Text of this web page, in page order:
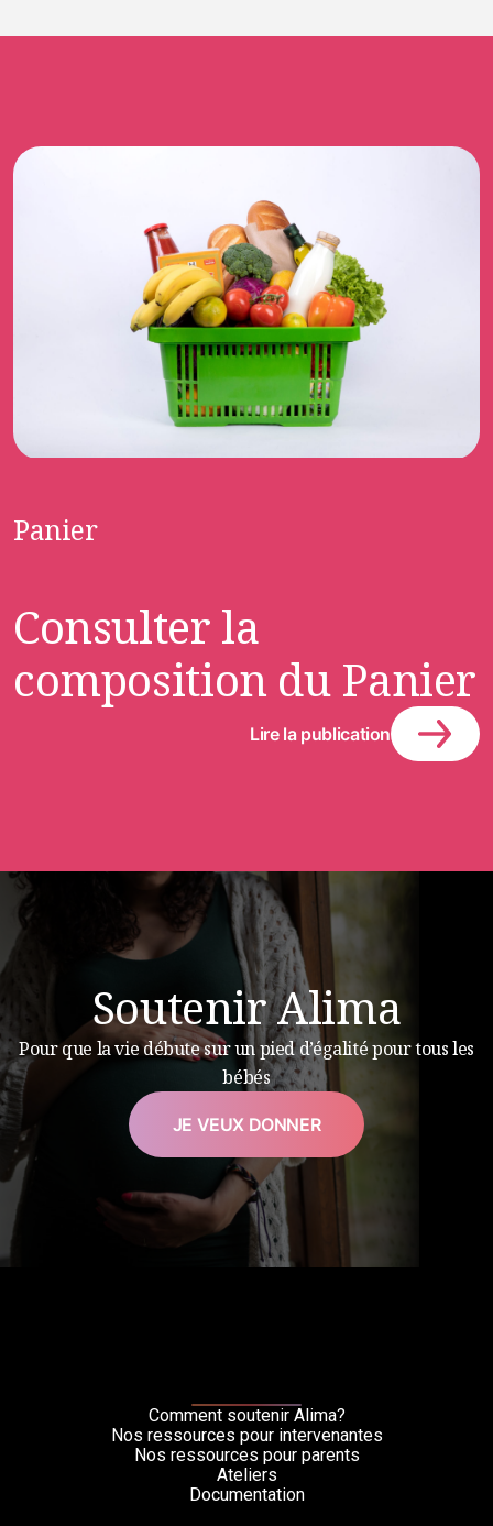
Panier
Consulter la
composition du Panier
Lire la publication
Soutenir Alima
Pour que la vie débute sur un pied d’égalité pour tous les
bébés
JE VEUX DONNER
Comment soutenir Alima?
Nos ressources pour intervenantes
Nos ressources pour parents
Ateliers
Documentation